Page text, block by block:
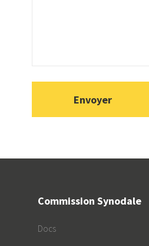
Commission Synodale
Docs